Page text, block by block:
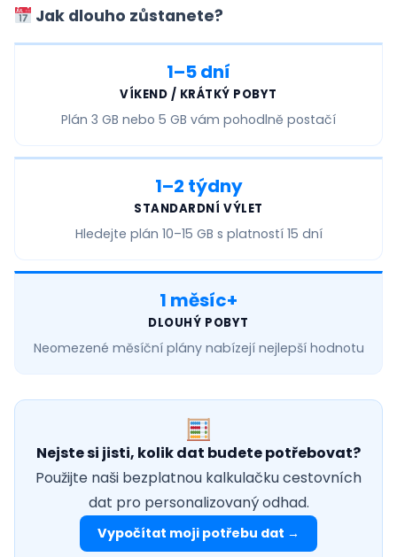
Jak dlouho zůstanete?
1–5 dní
VÍKEND / KRÁTKÝ POBYT
Plán 3 GB nebo 5 GB vám pohodlně postačí
1–2 týdny
STANDARDNÍ VÝLET
Hledejte plán 10–15 GB s platností 15 dní
1 měsíc+
DLOUHÝ POBYT
Neomezené měsíčníplány nabízejí nejlepší hodnotu
Nejste si jisti, kolik dat budete potřebovat?
Použijte naši bezplatnou kalkulačku cestovních
dat pro personalizovaný odhad.
Vypočítat moji potřebu dat →